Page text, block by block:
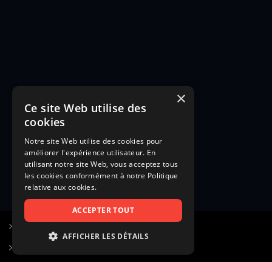
×
Ce site Web utilise des
cookies
Notre site Web utilise des cookies pour
améliorer l'expérience utilisateur. En
utilisant notre site Web, vous acceptez tous
les cookies conformément à notre Politique
relative aux cookies.
ACCEPTER TOUT
AFFICHER LES DÉTAILS